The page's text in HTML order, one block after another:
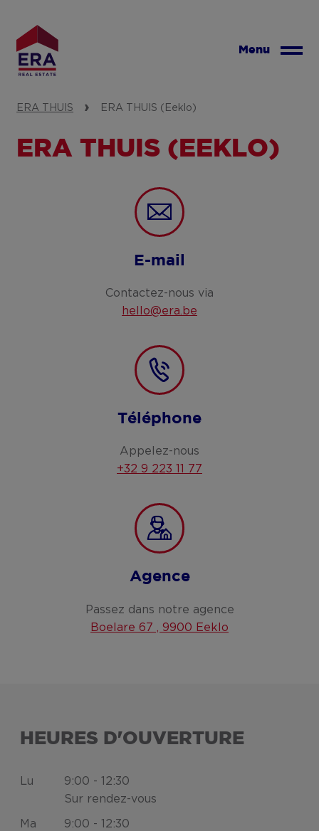
contenu
principal
Menu
ERA THUIS ERA THUIS (Eeklo)
ERA THUIS (EEKLO)
E-mail
Contactez-nous via
hello@era.be
Téléphone
Appelez-nous
+32 9 223 11 77
Agence
Passez dans notre agence
Boelare 67 , 9900 Eeklo
HEURES D'OUVERTURE
Lu
9:00 - 12:30
Sur rendez-vous
Ma
9:00 - 12:30